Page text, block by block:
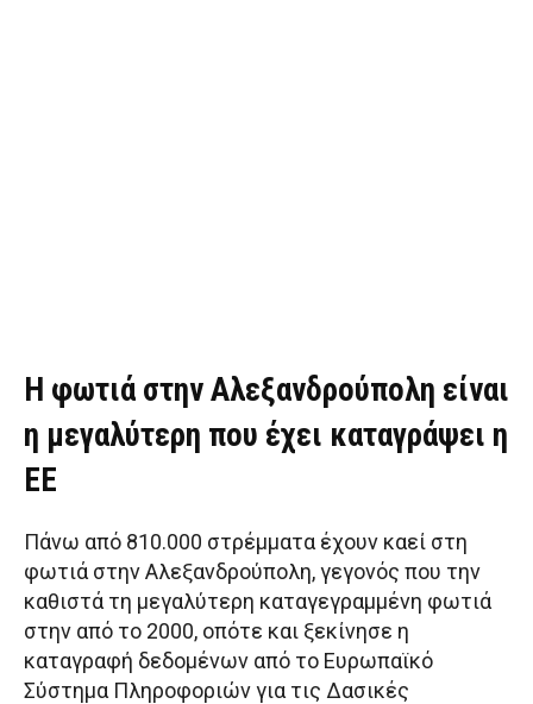
Η φωτιά στην Αλεξανδρούπολη είναι
η μεγαλύτερη που έχει καταγράψει η
ΕΕ
Πάνω από 810.000 στρέμματα έχουν καεί στη
φωτιά στην Αλεξανδρούπολη, γεγονός που την
καθιστά τη μεγαλύτερη καταγεγραμμένη φωτιά
στην από το 2000, οπότε και ξεκίνησε η
καταγραφή δεδομένων από το Ευρωπαϊκό
Σύστημα Πληροφοριών για τις Δασικές